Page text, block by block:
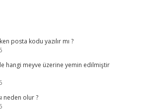
posta kodu yazılır mı ?
hangi meyve üzerine yemin edilmiştir
neden olur ?